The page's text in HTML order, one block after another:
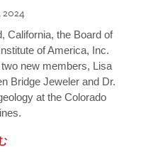
2024
California, the Board of
of America, Inc.
new members, Lisa
Bridge Jeweler and Dr.
at the Colorado